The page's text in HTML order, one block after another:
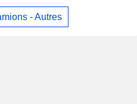
- Autres